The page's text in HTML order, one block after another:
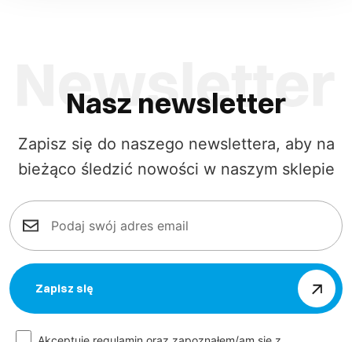
Nasz newsletter
Zapisz się do naszego newslettera, aby na
bieżąco śledzić nowości w naszym sklepie
Zapisz się